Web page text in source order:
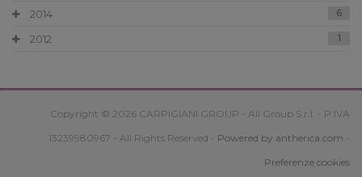
2014 6
2012 1
Copyright © 2026 CARPIGIANI GROUP - Ali Group S.r.l. - P.IVA
13239980967 - All Rights Reserved - Powered by antherica.com -
Preferenze cookies